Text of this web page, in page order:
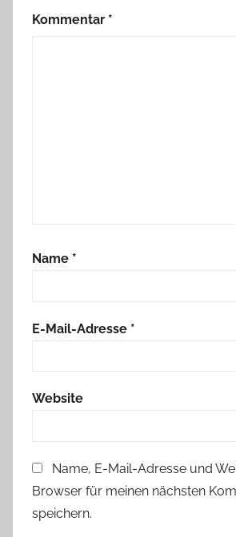
Kommentar *
Name *
E-Mail-Adresse *
Website
Name, E-Mail-Adresse und
Browser für meinen nächsten
speichern.